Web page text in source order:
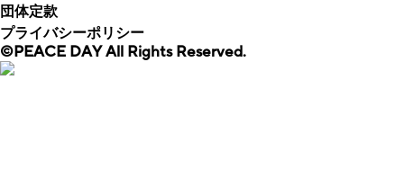
団体定款
プライバシーポリシー
©️PEACE DAY All Rights Reserved.